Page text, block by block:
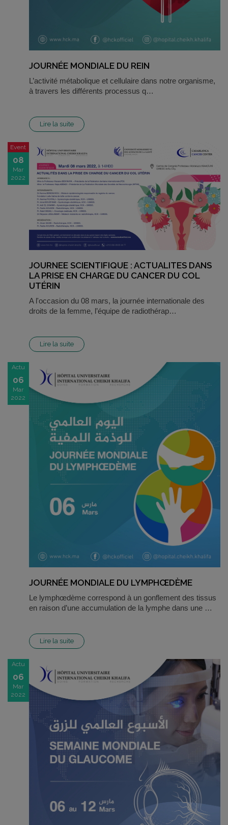
JOURNÉE MONDIALE DU REIN
L’activité métabolique et cellulaire dans notre organisme,
à travers les différents processus q…
Lire la suite
Event
08
Mar
2022
JOURNEE SCIENTIFIQUE : ACTUALITES DANS
LA PRISE EN CHARGE DU CANCER DU COL
UTÉRIN
A l'occasion du 08 mars, la journée internationale des
droits de la femme, l’équipe de radiothérap…
Lire la suite
Actu
06
Mar
2022
JOURNÉE MONDIALE DU LYMPHŒDÈME
Le lymphœdème correspond à un gonflement des tissus
en raison d’une accumulation de la lymphe dans une …
Lire la suite
Actu
06
Mar
2022